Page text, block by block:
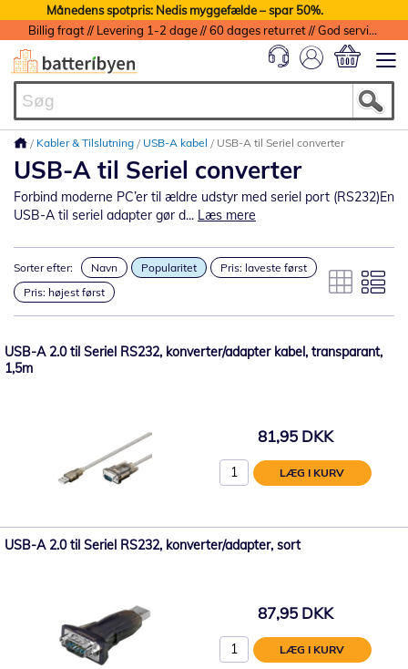
Månedens spotpris: Nedis myggefælde – spar 50%.
Billig fragt // Levering 1-2 dage // 60 dages returret // God service med garanti
Kabler & Tilslutning USB-A kabel USB-A til Seriel converter
USB-A til Seriel converter
Forbind moderne PC’er til ældre udstyr med seriel port (RS232)En
USB-A til seriel adapter gør d... Læs mere
Sorter efter: Navn Popularitet
Pris: laveste først
Pris: højest først
USB-A 2.0 til Seriel RS232, konverter/adapter kabel, transparant,
1,5m
81,95 DKK
LÆG I KURV
USB-A 2.0 til Seriel RS232, konverter/adapter, sort
87,95 DKK
LÆG I KURV